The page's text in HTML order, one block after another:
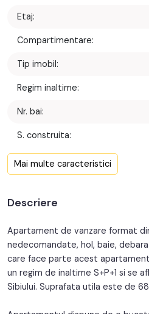
Etaj:
Compartimentare:
Tip imobil:
Regim inaltime:
Nr. bai:
S. construita:
Confort:
An constructie:
An renovare:
Structura:
Orientare:
Mai multe caracteristici
Descriere
Apartament de vanzare format
nedecomandate, hol, baie,
care face parte acest
un regim de inaltime S+P+1 si se
Sibiului. Suprafata utila este de